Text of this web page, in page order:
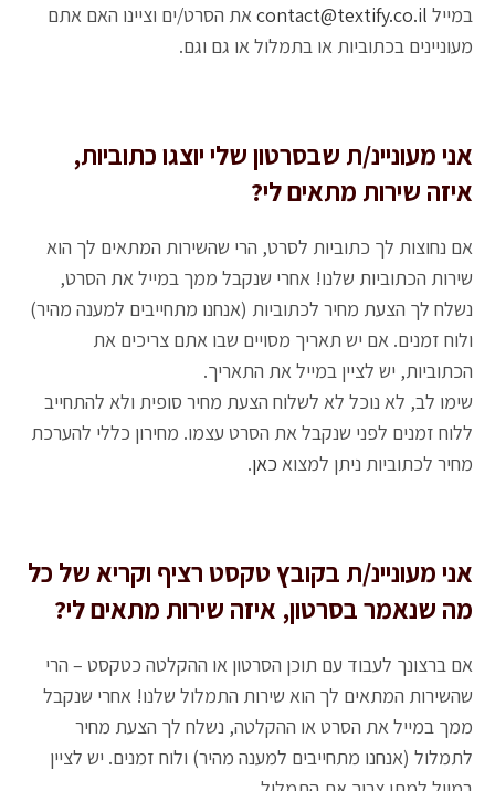
במייל contact@textify.co.ilאת הסרט/ים וציינו האם אתם
מעוניינים בכתוביות או בתמלול או גם וגם.
אני מעוניינ/ת שבסרטון שלי יוצגו כתוביות,
איזה שירות מתאים לי?
אם נחוצות לך כתוביות לסרט, הרי שהשירות המתאים לך הוא
שירות הכתוביות שלנו! אחרי שנקבל ממך במייל את הסרט,
נשלח לך הצעת מחיר לכתוביות (אנחנו מתחייבים למענה מהיר)
ולוח זמנים. אם יש תאריך מסויים שבו אתם צריכים את
הכתוביות, יש לציין במייל את התאריך.
שימו לב, לא נוכל לא לשלוח הצעת מחיר סופית ולא להתחייב
ללוח זמנים לפני שנקבל את הסרט עצמו. מחירון כללי להערכת
מחיר לכתוביות ניתן למצוא כאן.
אני מעוניינ/ת בקובץ טקסט רציף וקריא של כל
מה שנאמר בסרטון, איזה שירות מתאים לי?
אם ברצונך לעבוד עם תוכן הסרטון או ההקלטה כטקסט – הרי
שהשירות המתאים לך הוא שירות התמלול שלנו! אחרי שנקבל
ממך במייל את הסרט או ההקלטה, נשלח לך הצעת מחיר
לתמלול (אנחנו מתחייבים למענה מהיר) ולוח זמנים. יש לציין